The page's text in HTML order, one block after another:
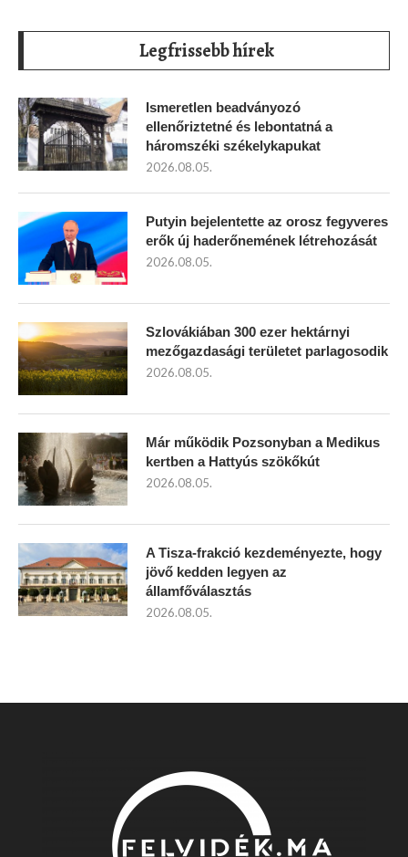
Legfrissebb hírek
Ismeretlen beadványozó
ellenőriztetné és lebontatná a
háromszéki székelykapukat
2026.08.05.
Putyin bejelentette az orosz fegyveres
erők új haderőnemének létrehozását
2026.08.05.
Szlovákiában 300 ezer hektárnyi
mezőgazdasági területet parlagosodik
2026.08.05.
Már működik Pozsonyban a Medikus
kertben a Hattyús szökőkút
2026.08.05.
A Tisza-frakció kezdeményezte, hogy
jövő kedden legyen az
államfőválasztás
2026.08.05.